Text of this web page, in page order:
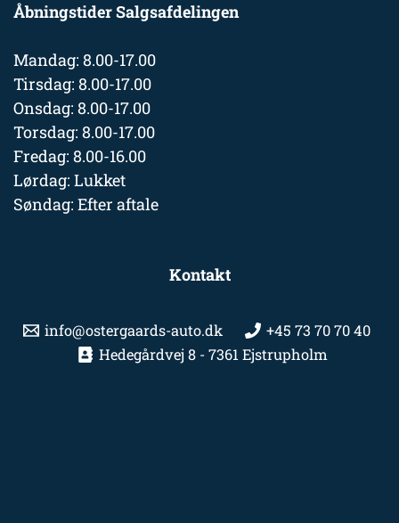
Åbningstider Salgsafdelingen
Mandag: 8.00-17.00
Tirsdag: 8.00-17.00
Onsdag: 8.00-17.00
Torsdag: 8.00-17.00
Fredag: 8.00-16.00
Lørdag: Lukket
Søndag: Efter aftale
Kontakt
info@ostergaards-auto.dk
+45 73 70 70 40
Hedegårdvej 8 - 7361 Ejstrupholm